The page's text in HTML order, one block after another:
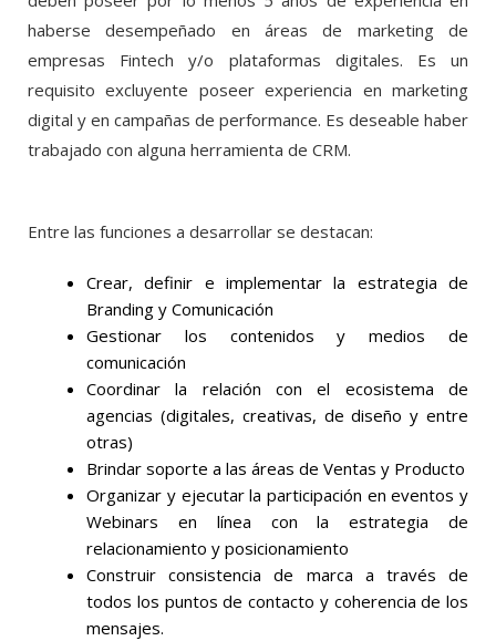
haberse desempeñado en áreas de marketing de
empresas Fintech y/o plataformas digitales. Es un
requisito excluyente poseer experiencia en marketing
digital y en campañas de performance. Es deseable haber
trabajado con alguna herramienta de CRM.
Entre las funciones a desarrollar se destacan:
Crear, definir e implementar la estrategia de
Branding y Comunicación
Gestionar los contenidos y medios de
comunicación
Coordinar la relación con el ecosistema de
agencias (digitales, creativas, de diseño y entre
otras)
Brindar soporte a las áreas de Ventas y Producto
Organizar y ejecutar la participación en eventos y
Webinars en línea con la estrategia de
relacionamiento y posicionamiento
Construir consistencia de marca a través de
todos los puntos de contacto y coherencia de los
mensajes.